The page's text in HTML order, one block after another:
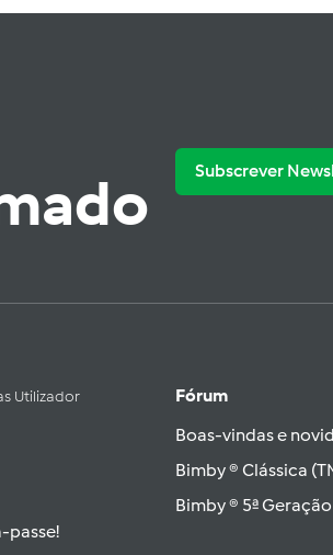
Subscrever
Utilizador
passe!
Fórum
Boas-vindas e
Bimby ® Clássica
Bimby ® 5ª